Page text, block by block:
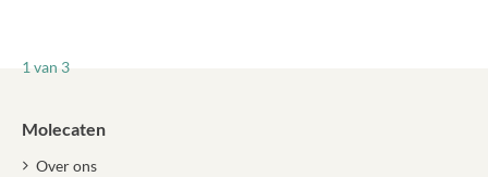
1 van 3
Molecaten
Over ons